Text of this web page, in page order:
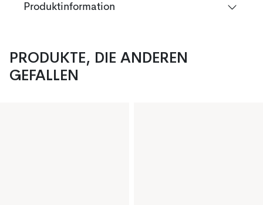
Produktinformation
PRODUKTE, DIE ANDEREN
GEFALLEN